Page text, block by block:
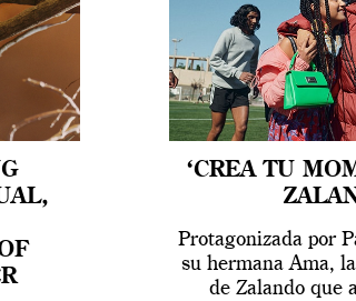
‘CREA TU
Protagonizada por
su hermana Ama,
de Zalando que